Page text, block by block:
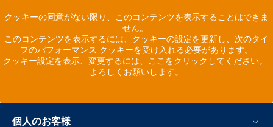
クッキーの同意がない限り、このコンテンツを表示することはできま
せん。
このコンテンツを表示するには、クッキーの設定を更新し、次のタイ
プのパフォーマンス クッキーを受け入れる必要があります。
クッキー設定を表示、変更するには、ここをクリックしてください。
よろしくお願いします。
個人のお客様